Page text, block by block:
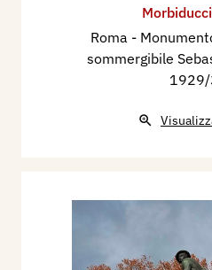
Roma -
sommergibile